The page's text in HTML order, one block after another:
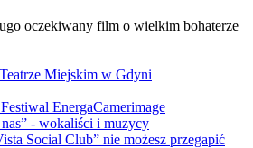
oczekiwany film o wielkim bohaterze
Miejskim w Gdyni
EnergaCamerimage
- wokaliści i muzycy
Social Club” nie możesz przegapić